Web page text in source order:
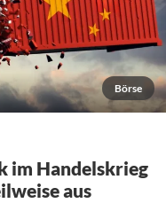
Börse
im Handelskrieg
aus